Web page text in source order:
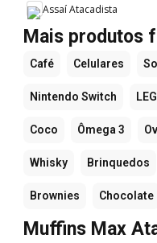
Assaí Atacadista
Mais produtos
Café Celulares
Nintendo Switch
Coco Ômega 3
Whisky Brinquedos
Brownies Chocolate
Muffins Max